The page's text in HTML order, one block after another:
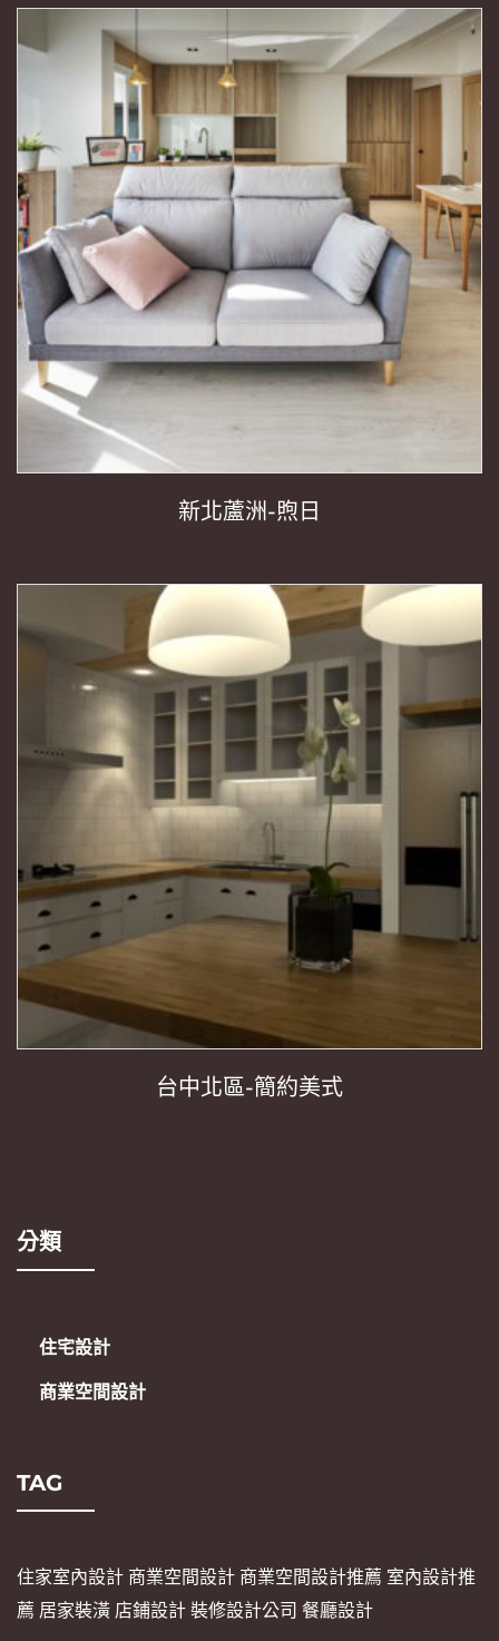
新北蘆洲-煦日
台中北區-簡約美式
分類
住宅設計
商業空間設計
TAG
住家室內設計 商業空間設計 商業空間設計推薦 室內設計推
薦 居家裝潢 店鋪設計裝修設計公司 餐廳設計